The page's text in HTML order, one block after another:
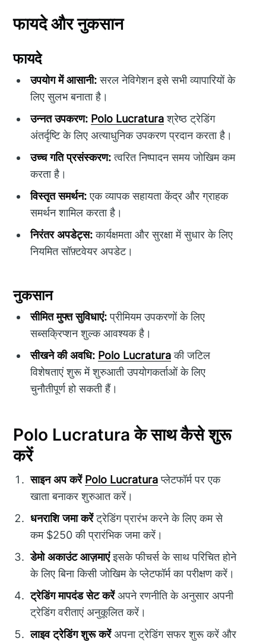
फायदे और नुकसान
फायदे
उपयोग में आसानी:सरल नेविगेशन इसे सभी व्यापारियों के
लिए सुलभ बनाता है।
उन्नत उपकरण: Polo Lucraturaश्रेष्ठ ट्रेडिंग
अंतर्दृष्टि के लिए अत्याधुनिक उपकरण प्रदान करता है।
उच्च गति प्रसंस्करण:त्वरित निष्पादन समय जोखिम कम
करता है।
विस्तृत समर्थन:एक व्यापक सहायता केंद्र और ग्राहक
समर्थन शामिल करता है।
निरंतर अपडेट्स:कार्यक्षमता और सुरक्षा में सुधार के लिए
नियमित सॉफ़्टवेयर अपडेट।
नुकसान
सीमित मुफ्त सुविधाएं:प्रीमियम उपकरणों के लिए
सब्सक्रिप्शन शुल्क आवश्यक है।
सीखने की अवधि: Polo Lucraturaकी जटिल
विशेषताएं शुरू में शुरुआती उपयोगकर्ताओं के लिए
चुनौतीपूर्ण हो सकती हैं।
Polo Lucratura के साथ कैसे शुरू
करें
साइन अप करें Polo Lucraturaप्लेटफॉर्म पर एक
खाता बनाकर शुरुआत करें।
धनराशि जमा करेंट्रेडिंग प्रारंभ करने के लिए कम से
कम $250 की प्रारंभिक जमा करें।
डेमो अकाउंट आज़माएंइसके फीचर्स के साथ परिचित होने
के लिए बिना किसी जोखिम के प्लेटफॉर्म का परीक्षण करें।
ट्रेडिंग मापदंड सेट करेंअपने रणनीति के अनुसार अपनी
ट्रेडिंग वरीताएं अनुकूलित करें।
लाइव ट्रेडिंग शुरू करेंअपना ट्रेडिंग सफर शुरू करें और